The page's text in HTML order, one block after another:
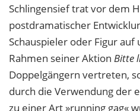
Schlingensief trat vor dem
postdramatischer
Schauspieler oder Figur auf
Rahmen seiner Aktion Bitte
Doppelgängern vertreten,
durch die Verwendung der
zu einer Art »running gag«